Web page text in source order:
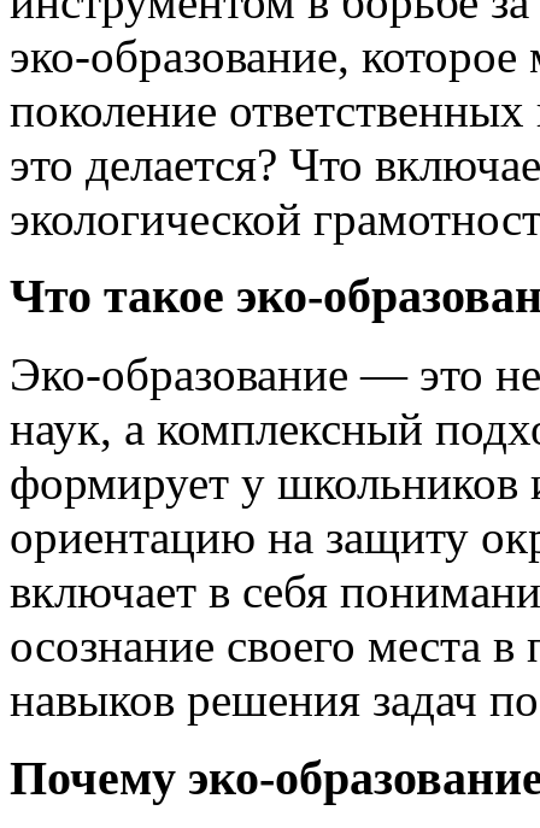
эко-образование,
поколение
это делается? Что
экологической
Что такое эко-
Эко-образование — это
наук, а комплексный
формирует у школьников
ориентацию на защиту
включает в себя
осознание своего места
навыков решения задач
Почему эко-